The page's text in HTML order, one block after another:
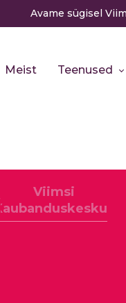
Avame sügisel
Meist Teenused
Viimsi
Kaubanduskeskus